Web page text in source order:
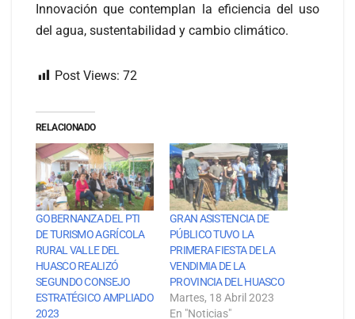
Innovación que contemplan la eficiencia del uso
del agua, sustentabilidad y cambio climático.
Post Views: 72
RELACIONADO
GOBERNANZA DEL PTI
DE TURISMO AGRÍCOLA
RURAL VALLE DEL
HUASCO REALIZÓ
SEGUNDO CONSEJO
ESTRATÉGICO AMPLIADO
2023
GRAN ASISTENCIA DE
PÚBLICO TUVO LA
PRIMERA FIESTA DE LA
VENDIMIA DE LA
PROVINCIA DEL HUASCO
Martes, 18 Abril 2023
En "Noticias"